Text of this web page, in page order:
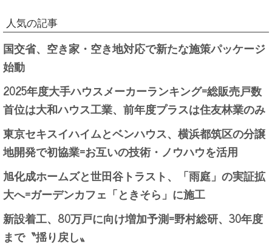
人気の記事
国交省、空き家・空き地対応で新たな施策パッケージ
始動
2025年度大手ハウスメーカーランキング=総販売戸数
首位は大和ハウス工業、前年度プラスは住友林業のみ
東京セキスイハイムとベンハウス、横浜都筑区の分譲
地開発で初協業=お互いの技術・ノウハウを活用
旭化成ホームズと世田谷トラスト、「雨庭」の実証拡
大へ=ガーデンカフェ「ときそら」に施工
新設着工、80万戸に向け増加予測=野村総研、30年度
まで〝揺り戻し〟